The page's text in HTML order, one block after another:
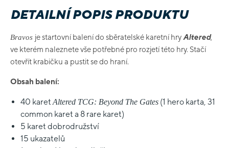
DETAILNÍ POPIS PRODUKTU
Bravos je startovní balení do sběratelské karetní hry Altered,
ve kterém naleznete vše potřebné pro rozjetí této hry. Stačí
otevřít krabičku a pustit se do hraní.
Obsah balení:
40 karetAltered TCG: Beyond The Gates (1 hero karta, 31
common karet a 8 rare karet)
5 karet dobrodružství
15 ukazatelů